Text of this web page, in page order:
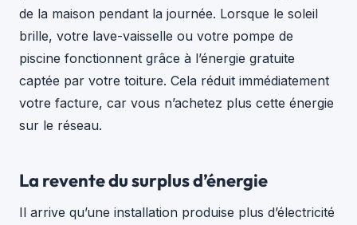
de la maison pendant la journée. Lorsque le soleil
brille, votre lave-vaisselle ou votre pompe de
piscine fonctionnent grâce à l’énergie gratuite
captée par votre toiture. Cela réduit immédiatement
votre facture, car vous n’achetez plus cette énergie
sur le réseau.
La revente du surplus d’énergie
Il arrive qu’une installation produise plus d’électricité